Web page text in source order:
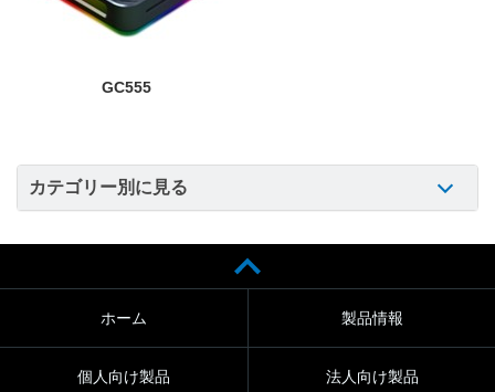
GC555
カテゴリー別に見る
ホーム 製品情報
個人向け製品 法人向け製品